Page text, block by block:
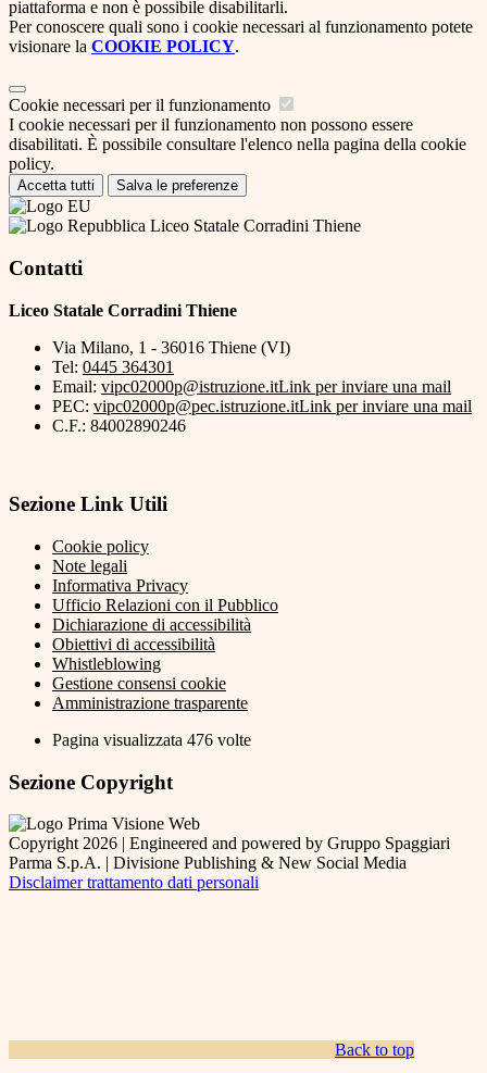
piattaforma e non è possibile disabilitarli.
Per conoscere quali sono i cookie necessari al funzionamento potete
visionare la COOKIE POLICY.
Cookie necessari per il funzionamento
I cookie necessari per il funzionamento non possono essere
disabilitati. È possibile consultare l'elenco nella pagina della cookie
policy.
Accetta tutti Salva le preferenze
Liceo Statale Corradini Thiene
Contatti
Liceo Statale Corradini Thiene
Via Milano, 1 - 36016 Thiene (VI)
Tel: 0445 364301
Email: vipc02000p@istruzione.itLink per inviare una mail
PEC: vipc02000p@pec.istruzione.itLink per inviare una mail
C.F.: 84002890246
Sezione Link Utili
Cookie policy
Note legali
Informativa Privacy
Ufficio Relazioni con il Pubblico
Dichiarazione di accessibilità
Obiettivi di accessibilità
Whistleblowing
Gestione consensi cookie
Amministrazione trasparente
Pagina visualizzata 476 volte
Sezione Copyright
Copyright 2026 | Engineered and powered by Gruppo Spaggiari
Parma S.p.A. | Divisione Publishing & New Social Media
Disclaimer trattamento dati personali
Back to top